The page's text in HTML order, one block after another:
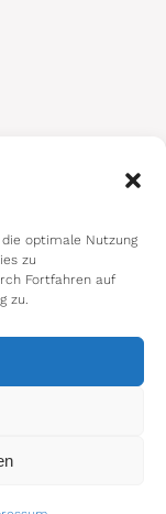
die optimale Nutzung
zu
Fortfahren auf
zu.
Arbeit,